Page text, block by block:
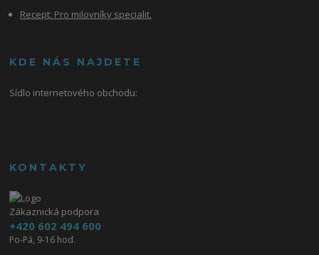
Recept: Pro milovníky specialit.
KDE NÁS NAJDETE
Sídlo internetového obchodu:
KONTAKTY
Zákaznická podpora
+420 602 494 600
Po-Pá, 9-16 hod.